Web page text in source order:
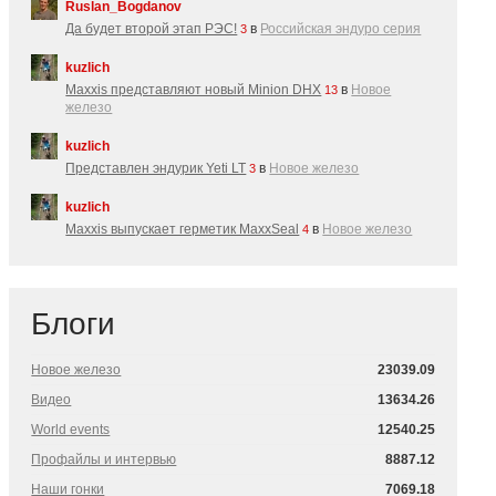
Ruslan_Bogdanov
Да будет второй этап РЭС! 3 в Российская эндуро серия
kuzlich
Maxxis представляют новый Minion DHX 13 в Новое
железо
kuzlich
Представлен эндурик Yeti LT 3 в Новое железо
kuzlich
Maxxis выпускает герметик MaxxSeal 4 в Новое железо
Блоги
Новое железо
23039.09
Видео
13634.26
World events
12540.25
Профайлы и интервью
8887.12
Наши гонки
7069.18